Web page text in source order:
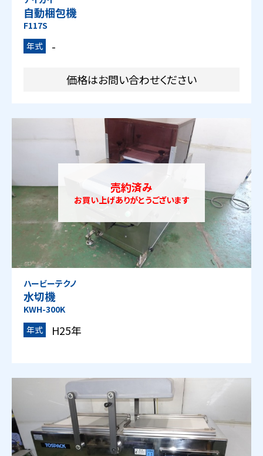
自動梱包機
F117S
年式
-
価格はお問い合わせください
売約済み
お買い上げありがとうございます
ハービーテクノ
水切機
KWH-300K
年式
H25年